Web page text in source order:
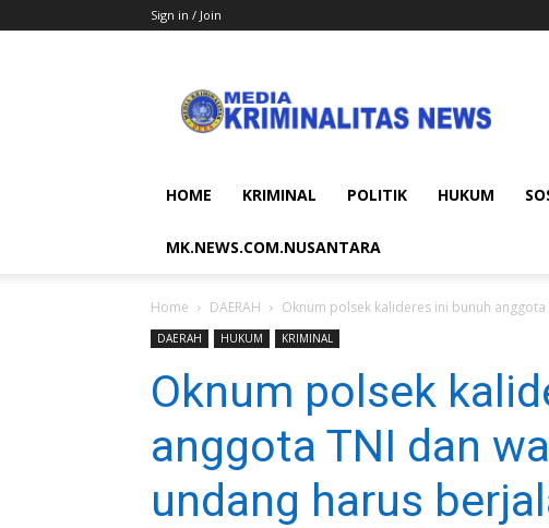
Sign in / Join
KRIMINALITAS
NEWS
HOME KRIMINAL POLITIK HUKUM
MK.NEWS.COM.NUSANTARA
Home DAERAH Oknum polsek kalideres ini bunuh
DAERAH HUKUM KRIMINAL
Oknum polsek
anggota TNI dan
undang harus